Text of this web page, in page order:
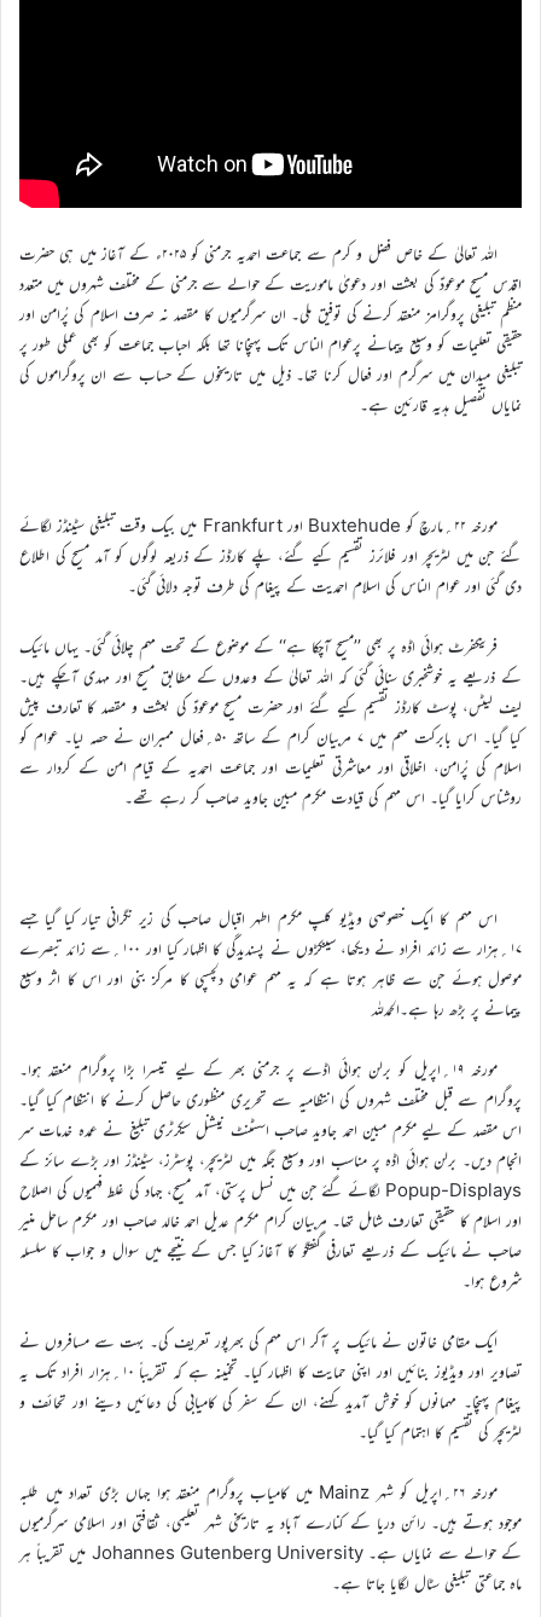
اللہ تعالیٰ کے خاص فضل و کرم سے جماعت احمدیہ جرمنی کو ۲۰۲۵ء کے آغاز میں ہی حضرت
اقدس مسیح موعودؑ کی بعثت اور دعویٰ ماموریت کے حوالے سے جرمنی کے مختلف شہروں میں متعدد
منظم تبلیغی پروگرامز منعقد کرنے کی توفیق ملی۔ ان سرگرمیوں کا مقصد نہ صرف اسلام کی پُرامن اور
حقیقی تعلیمات کو وسیع پیمانے پرعوام الناس تک پہنچانا تھا بلکہ احباب جماعت کو بھی عملی طور پر
تبلیغی میدان میں سرگرم اور فعال کرنا تھا۔ ذیل میں تاریخوں کے حساب سے ان پروگراموں کی
نمایاں تفصیل ہدیہ قارئین ہے۔
مورخہ ۲۲؍مارچ کو Buxtehude اور Frankfurt میں بیک وقت تبلیغی سٹینڈز لگائے
گئے جن میں لٹریچر اور فلائرز تقسیم کیے گئے، پلے کارڈز کے ذریعہ لوگوں کو آمد مسیح کی اطلاع
دی گئی اور عوام الناس کی اسلام احمدیت کے پیغام کی طرف توجہ دلائی گئی۔
فرینکفرٹ ہوائی اڈہ پر بھی ’’مسیح آچکا ہے‘‘ کے موضوع کے تحت مہم چلائی گئی۔ یہاں مائیک
کے ذریعے یہ خوشخبری سنائی گئی کہ اللہ تعالیٰ کے وعدوں کے مطابق مسیح اور مہدی آچکے ہیں۔
لیف لیٹس، پوسٹ کارڈز تقسیم کیے گئے اور حضرت مسیح موعودؑ کی بعثت و مقصد کا تعارف پیش
کیا گیا۔ اس بابرکت مہم میں ۷ مربیان کرام کے ساتھ ۵۰؍فعال ممبران نے حصہ لیا۔ عوام کو
اسلام کی پُرامن، اخلاقی اور معاشرتی تعلیمات اور جماعت احمدیہ کے قیام امن کے کردار سے
روشناس کرایا گیا۔ اس مہم کی قیادت مکرم مبین جاوید صاحب کر رہے تھے۔
اس مہم کا ایک خصوصی ویڈیو کلپ مکرم اطہر اقبال صاحب کی زیر نگرانی تیار کیا گیا جسے
۱۷؍ہزار سے زائد افراد نے دیکھا، سینکڑوں نے پسندیدگی کا اظہار کیا اور ۱۰۰؍سے زائد تبصرے
موصول ہوئے جن سے ظاہر ہوتا ہے کہ یہ مہم عوامی دلچسپی کا مرکز بنی اور اس کا اثر وسیع
پیمانے پر بڑھ رہا ہے۔الحمدللہ
مورخہ ۱۹؍اپریل کو برلن ہوائی اڈے پر جرمنی بھر کے لیے تیسرا بڑا پروگرام منعقد ہوا۔
پروگرام سے قبل مختلف شہروں کی انتظامیہ سے تحریری منظوری حاصل کرنے کا انتظام کیا گیا۔
اس مقصد کے لیے مکرم مبین احمد جاوید صاحب اسسٹنٹ نیشنل سیکرٹری تبلیغ نے عمدہ خدمات سر
انجام دیں۔ برلن ہوائی اڈہ پر مناسب اور وسیع جگہ میں لٹریچر، پوسٹرز، سٹینڈز اور بڑے سائز کے
Popup-Displays لگائے گئے جن میں نسل پرستی، آمد مسیح، جہاد کی غلط فہمیوں کی اصلاح
اور اسلام کا حقیقی تعارف شامل تھا۔ مربیان کرام مکرم عدیل احمد خالد صاحب اور مکرم ساحل منیر
صاحب نے مائیک کے ذریعے تعارفی گفتگو کا آغاز کیا جس کے نتیجے میں سوال و جواب کا سلسلہ
شروع ہوا۔
ایک مقامی خاتون نے مائیک پر آکر اس مہم کی بھرپور تعریف کی۔ بہت سے مسافروں نے
تصاویر اور ویڈیوز بنائیں اور اپنی حمایت کا اظہار کیا۔ تخمینہ ہے کہ تقریباً ۱۰؍ہزار افراد تک یہ
پیغام پہنچا۔ مہمانوں کو خوش آمدید کہنے، ان کے سفر کی کامیابی کی دعائیں دینے اور تحائف و
لٹریچر کی تقسیم کا اہتمام کیا گیا۔
مورخہ ۲۶؍اپریل کو شہر Mainz میں کامیاب پروگرام منعقد ہوا جہاں بڑی تعداد میں طلبہ
موجود ہوتے ہیں۔ رائن دریا کے کنارے آباد یہ تاریخی شہر تعلیمی، ثقافتی اور اسلامی سرگرمیوں
کے حوالے سے نمایاں ہے۔ Johannes Gutenberg University میں تقریباً ہر
ماہ جماعتی تبلیغی سٹال لگایا جاتا ہے۔